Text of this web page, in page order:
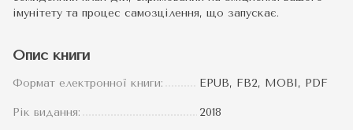
імунітету та процес самозцілення, що запускає.
Опис книги
Формат електронної книги: EPUB, FB2, MOBI, PDF
Рік видання: 2018